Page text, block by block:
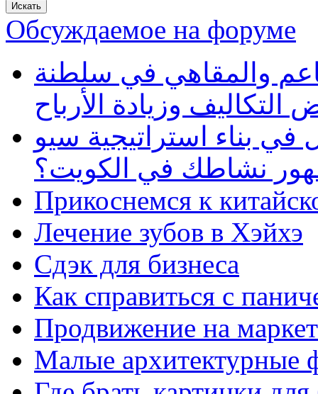
Обсуждаемое на форуме
والمقاهي في سلطنة
وزيادة الأرباح
بناء استراتيجية سيو
نشاطك في الكويت؟
Прикоснемся к
Лечение зубов в Хэйхэ
Сдэк для бизнеса
Как справиться с
Продвижение на
Малые архитектурные